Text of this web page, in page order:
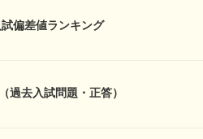
偏差値ランキング
過去入試問題・正答）